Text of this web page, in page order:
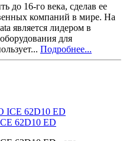
до 16-го века, сделав ее
компаний в мире. На
является лидером в
для
Подробнее...
62D10 ED